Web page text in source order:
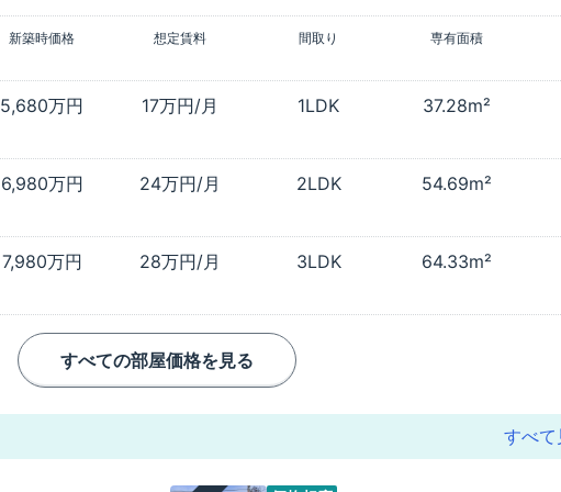
新築時価格 想定賃料 間取り
専有面積
5,680万円 17万円/月 1LDK
37.28m²
6,980万円 24万円/月 2LDK
54.69m²
7,980万円 28万円/月 3LDK
64.33m²
すべての部屋価格を見る
すべて